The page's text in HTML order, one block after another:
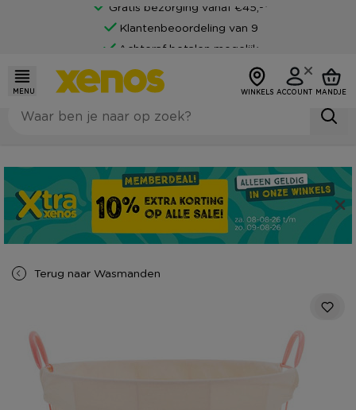
Gratis bezorging vanaf €45,-*
Klantenbeoordeling van 9
Achteraf betalen mogelijk
MENU WINKELS ACCOUNT MANDJE
Terug naar Wasmanden